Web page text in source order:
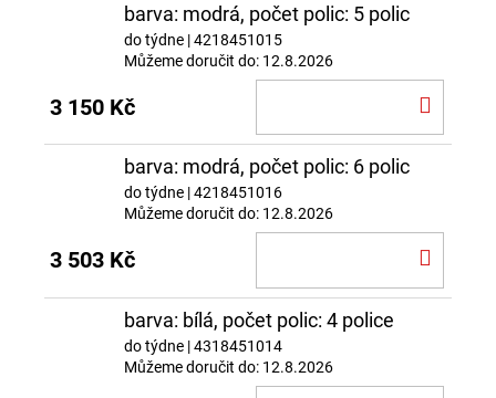
barva: modrá, počet polic: 5 polic
do týdne | 4218451015
Můžeme doručit do: 12.8.2026
3 150 Kč
barva: modrá, počet polic: 6 polic
do týdne | 4218451016
Můžeme doručit do: 12.8.2026
3 503 Kč
barva: bílá, počet polic: 4 police
do týdne | 4318451014
Můžeme doručit do: 12.8.2026